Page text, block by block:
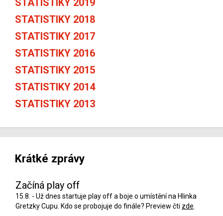
STATISTIKY 2019
STATISTIKY 2018
STATISTIKY 2017
STATISTIKY 2016
STATISTIKY 2015
STATISTIKY 2014
STATISTIKY 2013
Krátké zprávy
Začíná play off
15.8. - Už dnes startuje play off a boje o umístění na Hlinka
Gretzky Cupu. Kdo se probojuje do finále? Preview čti zde